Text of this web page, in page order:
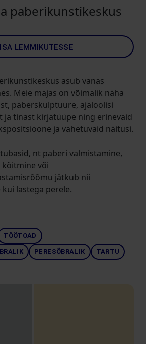
paberikunstikeskus
LEMMIKUTESSE
asub vanas
Meie majas on võimalik näha
paberskulptuure, ajaloolisi
ja tinast kirjatüüpe ning erinevaid
ja vahetuvaid näitusi.
nt paberi valmistamine,
või
jätkub nii
lastega perele.
TÖÖTOAD
PERESÕBRALIK TARTU